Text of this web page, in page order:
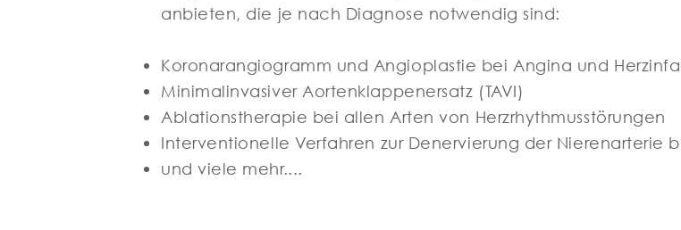
anbieten, die je nach Diagnose notwendig sind:
Koronarangiogramm und Angioplastie bei Angina und
Minimalinvasiver Aortenklappenersatz (TAVI)
Ablationstherapie bei allen Arten von Herzrhythmusstörungen
Interventionelle Verfahren zur Denervierung der Nierenarterie
und viele mehr....